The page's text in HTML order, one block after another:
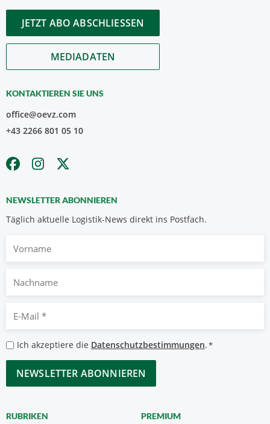
JETZT ABO ABSCHLIESSEN
MEDIADATEN
KONTAKTIEREN SIE UNS
office@oevz.com
+43 2266 801 05 10
NEWSLETTER ABONNIEREN
Täglich aktuelle Logistik-News direkt ins Postfach.
Nachname
Mail
*
Datenschutzbestimmungen
*
Ich akzeptiere die Datenschutzbestimmungen.*
CAPTCHA
RUBRIKEN PREMIUM